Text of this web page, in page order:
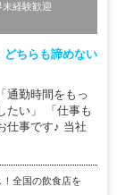
未経験歓迎
どちらも諦めない
通勤時間をもっ
たい」 「仕事も
仕事です♪ 当社
！全国の飲食店を